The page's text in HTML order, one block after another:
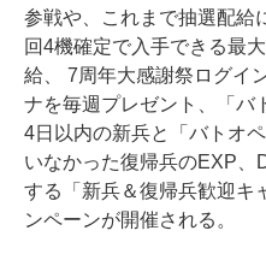
参戦や、これまで抽選配
回4機確定で入手できる最
給、 7周年大感謝祭ログイ
ナを毎週プレゼント、「バ
4日以内の新兵と「バトオ
いなかった復帰兵のEXP、
する「新兵＆復帰兵歓迎キ
ンペーンが開催される。